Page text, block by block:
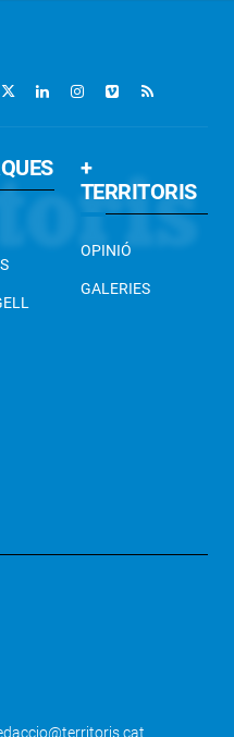
+
TERRITORIS
OPINIÓ
GALERIES